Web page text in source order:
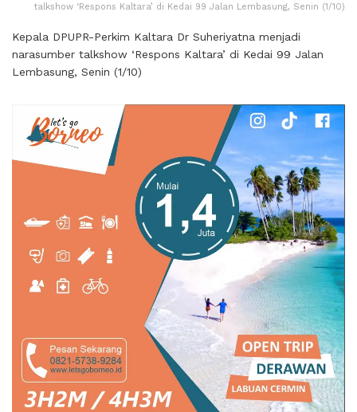
talkshow ‘Respons Kaltara’ di Kedai 99 Jalan Lembasung, Senin (1/10)
Kepala DPUPR-Perkim Kaltara Dr Suheriyatna menjadi
narasumber talkshow ‘Respons Kaltara’ di Kedai 99 Jalan
Lembasung, Senin (1/10)